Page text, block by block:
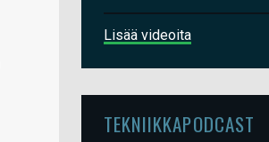
Lisää videoita
TEKNIIKKAPODCAST